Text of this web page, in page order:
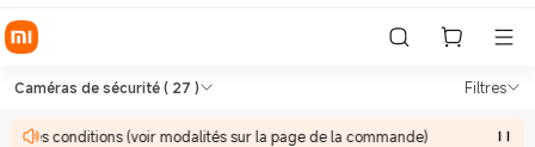
Shop Sécurité de la maison
Caméras de sécurité( 27 ) Filtres
à des conditions (voir modalités sur la page de la commande)
Shop Sécurité de la maison Caméras